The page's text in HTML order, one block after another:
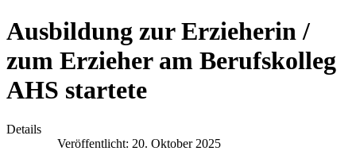
Ausbildung zur Erzieherin /
zum Erzieher am Berufskolleg
AHS startete
Details
Veröffentlicht: 20. Oktober 2025